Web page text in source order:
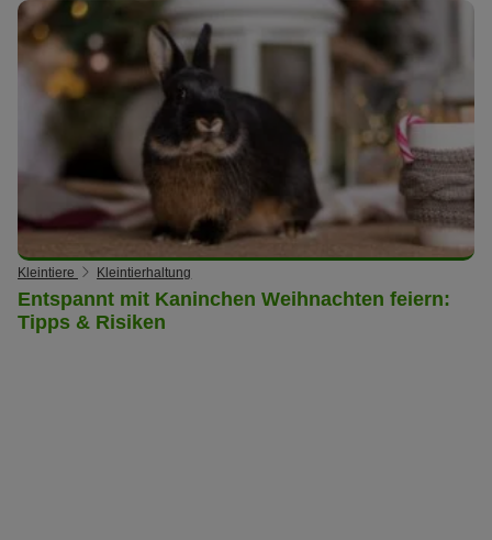
Kleintiere Kleintierhaltung
Entspannt mit Kaninchen Weihnachten feiern:
Tipps & Risiken